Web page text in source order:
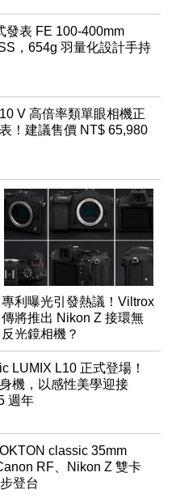
發表 FE 100-400mm
，654g 羽量化設計手持
V 高倍率類單眼相機正
！建議售價 NT$ 65,980
專利曝光引發熱議！Viltrox
傳將推出 Nikon Z 接環無
反光鏡相機？
LUMIX L10 正式登場！
機，以感性美學迎接
週年
classic 35mm
RF、Nikon Z 雙卡
登台